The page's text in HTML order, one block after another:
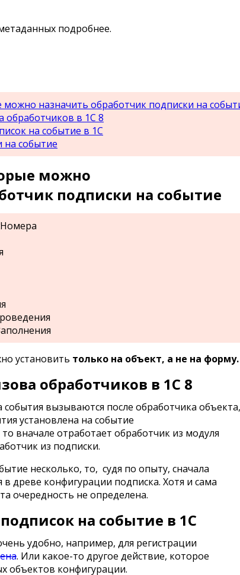
подробнее.
назначить обработчик подписки на
обработчиков в 1С 8
на событие в 1С
на событие
можно
подписки на событие
установить только на объект, а не на форму.
обработчиков в 1С 8
вызываются после обработчика объекта,
установлена на событие
вначале отработает обработчик из модуля
из подписки.
несколько, то, судя по опыту, сначала
древе конфигурации подписка. Хотя и сама
очередность не определена.
на событие в 1С
удобно, например, для регистрации
. Или какое-то другое действие, которое
объектов конфигурации.